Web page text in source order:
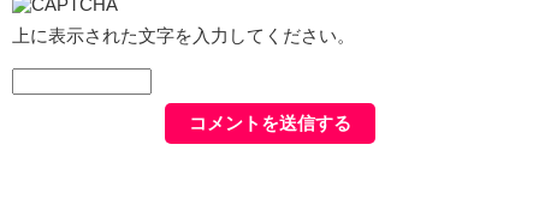
上に表示された文字を入力してください。